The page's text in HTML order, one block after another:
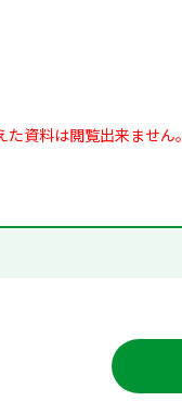
資料は閲覧出来ません。